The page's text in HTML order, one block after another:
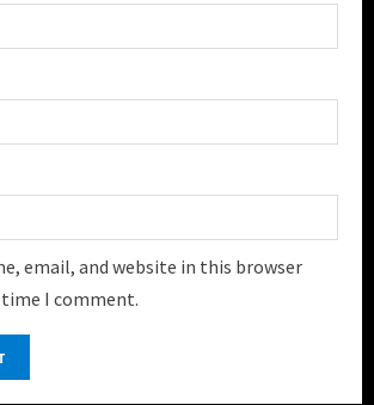
email, and website in this browser
I comment.